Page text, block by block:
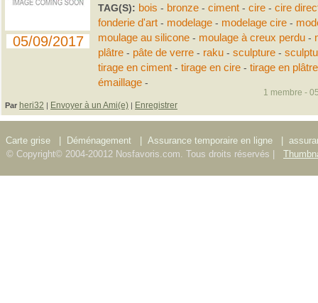
05/09/2017
TAG(S): bois - bronze- ciment- cire- cire
fonderie d'art- modelage- modelage cire-
moulage au silicone- moulage à creux perdu-
plâtre- pâte de verre- raku- sculpture-
tirage en ciment- tirage en cire- tirage en plâtre
émaillage-
Par heri32 | Envoyer à un Ami(e) | Enregistrer
1 membre -
Carte grise Déménagement Assurance temporaire en ligne
© Copyright© 2004-20012 Nosfavoris.com. Tous droits réservés |